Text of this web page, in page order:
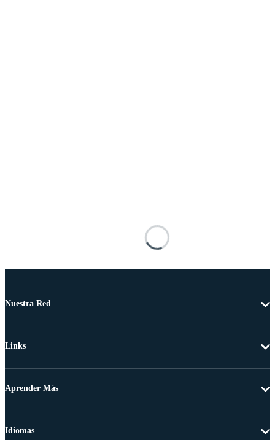
Nuestra Red
Links
Aprender Más
Idiomas